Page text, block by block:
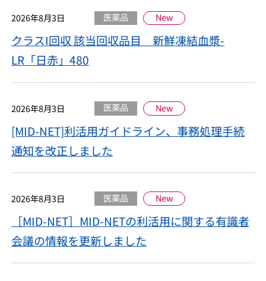
2026年8月3日 医薬品 New
クラスI回収 該当回収品目 新鮮凍結血漿-
LR「日赤」480
2026年8月3日 医薬品 New
[MID-NET]利活用ガイドライン、事務処理手続
通知を改正しました
2026年8月3日 医薬品 New
［MID-NET］MID-NETの利活用に関する有識者
会議の情報を更新しました